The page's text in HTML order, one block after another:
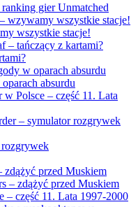
gier Unmatched
wzywamy wszystkie stacje!
wszystkie stacje!
– tańczący z kartami?
w oparach absurdu
absurdu
w Polsce – część 11. Lata
– symulator rozgrywek
zdążyć przed Muskiem
– zdążyć przed Muskiem
– część 11. Lata 1997-2000